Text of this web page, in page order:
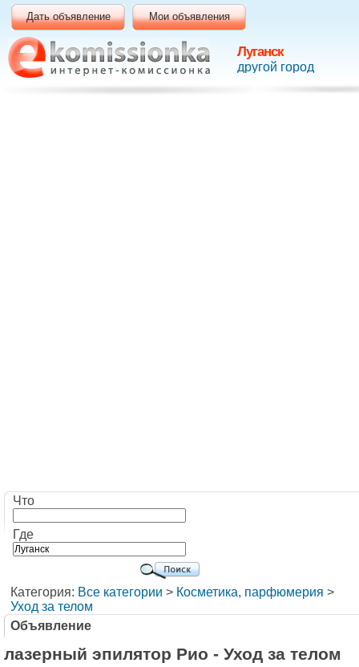
Луганск
другой город
Дать объявление Мои объявления
Что
Где
Категория: Все категории > Косметика, парфюмерия >
Уход за телом
Объявление
лазерный эпилятор Рио - Уход за телом